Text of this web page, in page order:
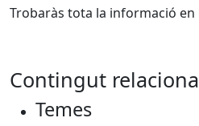
Trobaràs tota la informació en
Contingut
Temes